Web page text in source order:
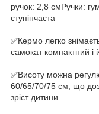
ручок: 2,8 смРучки:
ступінчаста
✅Кермо легко
самокат компактний і
✅Висоту можна
60/65/70/75 см, що
зріст дитини.